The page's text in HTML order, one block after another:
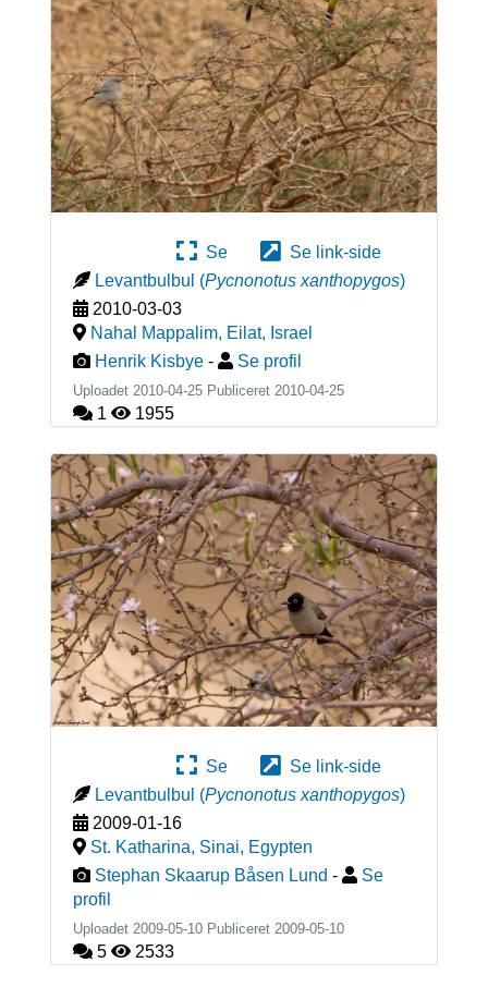
Se
Se link-side
Levantbulbul (Pycnonotus xanthopygos)
2010-03-03
Nahal Mappalim, Eilat, Israel
Henrik Kisbye - Se profil
Uploadet 2010-04-25 Publiceret 2010-04-25
1 1955
Se
Se link-side
Levantbulbul (Pycnonotus xanthopygos)
2009-01-16
St. Katharina, Sinai, Egypten
Stephan Skaarup Båsen Lund -
Se
profil
Uploadet 2009-05-10 Publiceret 2009-05-10
5 2533